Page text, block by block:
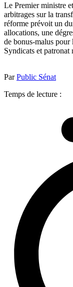
Le Premier ministre
arbitrages sur la
réforme prévoit un
allocations, une
de bonus-malus pour
Syndicats et patronat
ParPublic Sénat
Temps de lecture :